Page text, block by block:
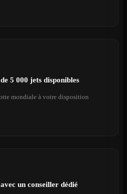
5 000 jets disponibles
mondiale à votre disposition
un conseiller dédié